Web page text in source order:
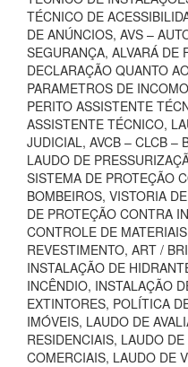
TÉCNICO DE
DE ANÚNCIOS, AVS –
SEGURANÇA, ALVARÁ DE
DECLARAÇÃO QUANTO
PARAMETROS DE
PERITO ASSISTENTE
ASSISTENTE TÉCNICO,
JUDICIAL, AVCB – CLCB –
LAUDO DE
SISTEMA DE PROTEÇÃO
BOMBEIROS, VISTORIA
DE PROTEÇÃO CONTRA
CONTROLE DE
REVESTIMENTO, ART /
INSTALAÇÃO DE
INCÊNDIO, INSTALAÇÃO
EXTINTORES, POLÍTICA
IMÓVEIS, LAUDO DE
RESIDENCIAIS, LAUDO
COMERCIAIS, LAUDO DE